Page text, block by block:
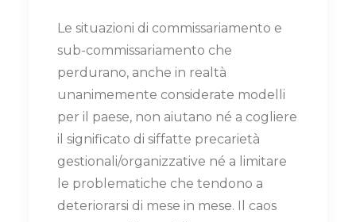
Le situazioni di commissariamento e
sub-commissariamento che
perdurano, anche in realtà
unanimemente considerate modelli
per il paese, non aiutano né a cogliere
il significato di siffatte precarietà
gestionali/organizzative né a limitare
le problematiche che tendono a
deteriorarsi di mese in mese. Il caos